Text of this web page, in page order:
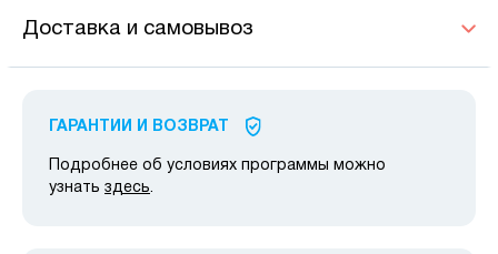
Доставка и самовывоз
ГАРАНТИИ И ВОЗВРАТ
Подробнее об условиях программы можно
узнать здесь.